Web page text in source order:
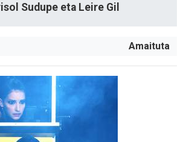
Sudupe eta Leire Gil
Amaituta